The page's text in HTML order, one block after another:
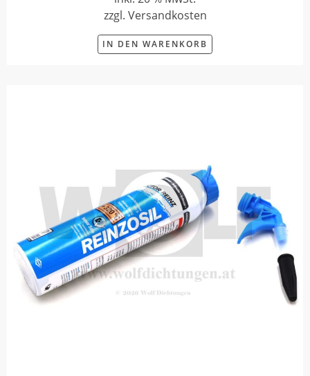
zzgl. Versandkosten
IN DEN WARENKORB